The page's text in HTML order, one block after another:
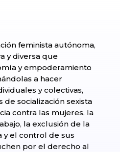
feminista autónoma,
y diversa que
y empoderamiento
a hacer
y colectivas,
socialización sexista
contra las mujeres, la
la exclusión de la
y el control de sus
por el derecho al